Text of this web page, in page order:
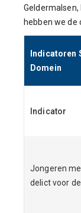
Geldermalsen,
hebben we de
Indicatoren
Domein
Indicator
Jongeren
delict voor